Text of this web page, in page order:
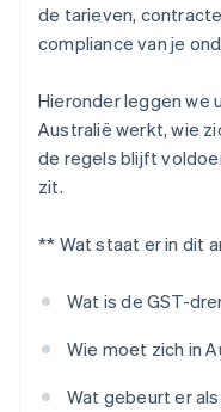
de tarieven,
compliance van je
Hieronder leggen we
Australië werkt, wie
de regels blijft
zit.
** Wat staat er in dit
Wat is de GST-
Wie moet zich in
Wat gebeurt er